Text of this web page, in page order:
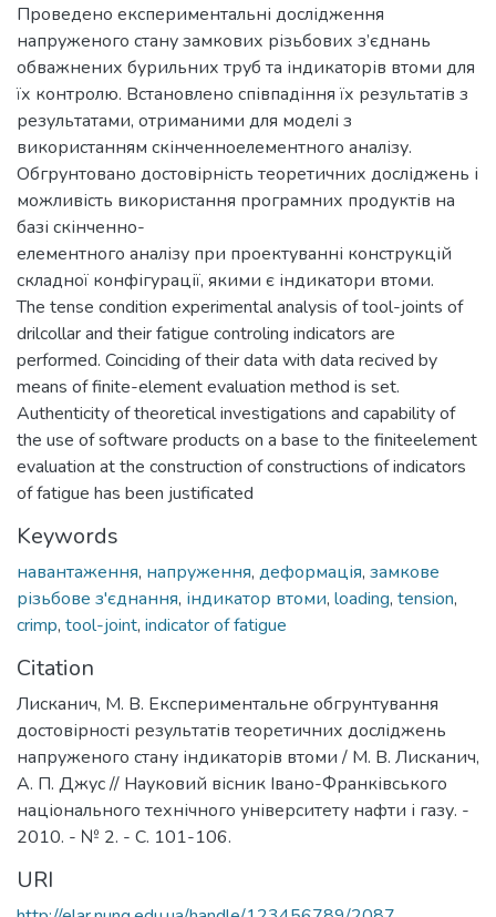
Проведено експериментальні дослідження
напруженого стану замкових різьбових з’єднань
обважнених бурильних труб та індикаторів втоми для
їх контролю. Встановлено співпадіння їх результатів з
результатами, отриманими для моделі з
використанням скінченноелементного аналізу.
Обгрунтовано достовірність теоретичних досліджень і
можливість використання програмних продуктів на
базі скінченно-
елементного аналізу при проектуванні конструкцій
складної конфігурації, якими є індикатори втоми.
The tense condition experimental analysis of tool-joints of
drilcollar and their fatigue controling indicators are
performed. Coinciding of their data with data recived by
means of finite-element evaluation method is set.
Authenticity of theoretical investigations and capability of
the use of software products on a base to the finiteelement
evaluation at the construction of constructions of indicators
of fatigue has been justificated
Keywords
навантаження, напруження, деформація, замкове
різьбове з'єднання, індикатор втоми, loading, tension,
crimp, tool-joint, indicator of fatigue
Citation
Лисканич, М. В. Експериментальне обгрунтування
достовірності результатів теоретичних досліджень
напруженого стану індикаторів втоми / М. В. Лисканич,
А. П. Джус // Науковий вісник Івано-Франківського
національного технічного університету нафти і газу. -
2010. - № 2. - С. 101-106.
URI